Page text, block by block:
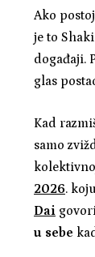
Ako
je to
događaji.
glas
Kad
samo
2026.
Dai
u sebe